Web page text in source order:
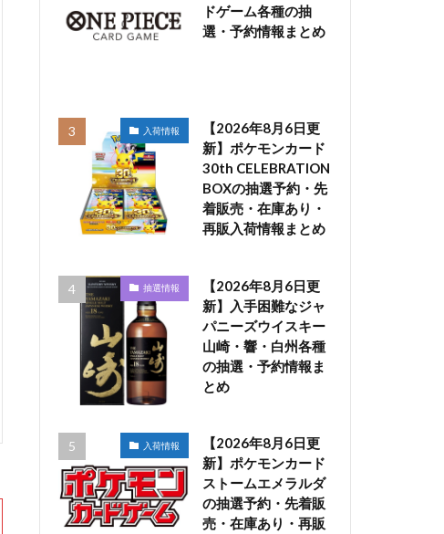
ドゲーム各種の抽
選・予約情報まとめ
入荷情報
【2026年8月6日更
新】ポケモンカード
30th CELEBRATION
BOXの抽選予約・先
着販売・在庫あり・
再販入荷情報まとめ
抽選情報
【2026年8月6日更
新】入手困難なジャ
パニーズウイスキー
山崎・響・白州各種
の抽選・予約情報ま
とめ
入荷情報
【2026年8月6日更
新】ポケモンカード
ストームエメラルダ
の抽選予約・先着販
売・在庫あり・再販